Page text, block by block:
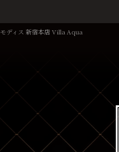
モディス 新宿本店 Villa Aqua